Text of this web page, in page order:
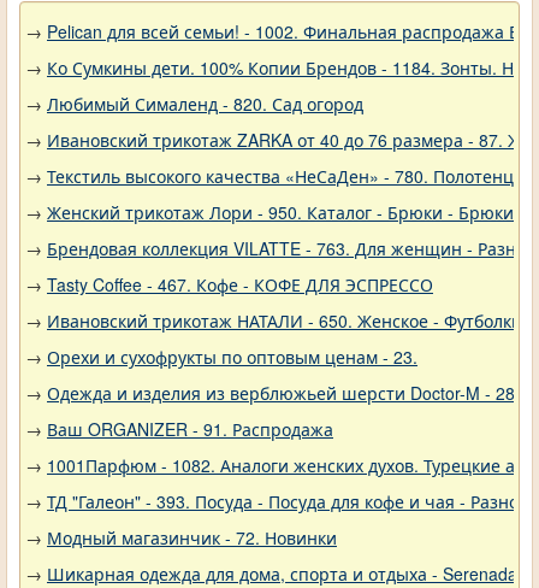
→ Pelican для всей семьи! - 1002. Финальная распродажа
→ Ко Сумкины дети. 100% Копии Брендов - 1184. Зонты.
→ Любимый Сималенд - 820. Сад огород
→ Ивановский трикотаж ZARKA от 40 до 76 размера - 87.
→ Текстиль высокого качества «НеСаДен» - 780.
→ Женский трикотаж Лори - 950. Каталог - Брюки - Брюки
→ Брендовая коллекция VILATTE - 763. Для женщин - Разное
→ Tasty Coffee - 467. Кофе - КОФЕ ДЛЯ ЭСПРЕССО
→ Ивановский трикотаж НАТАЛИ - 650. Женское - Футболки,
→ Орехи и сухофрукты по оптовым ценам - 23.
→ Одежда и изделия из верблюжьей шерсти Doctor-M -
→ Ваш ORGANIZER - 91. Распродажа
→ 1001Парфюм - 1082. Аналоги женских духов. Турецкие
→ ТД "Галеон" - 393. Посуда - Посуда для кофе и чая - Разное
→ Модный магазинчик - 72. Новинки
→ Шикарная одежда для дома, спорта и отдыха - Serenada -